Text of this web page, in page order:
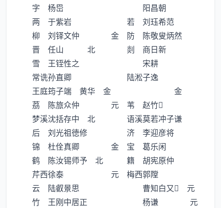
字 杨岊 阳昌朝
两 于紫岩 若 刘珏希范
柳 刘铎文仲 金 防 陈敬叟炳然
晋 任山 北 剡 商日新
雪 王铚性之 宋耕
常诜孙直卿 陆淞子逸
王庭筠子端 黄华 金 金
茘 陈旅众仲 元 苇 赵竹
梦溪沈括存中 北 语溪莫若冲子谦
后 刘光祖徳修 济 李迎彦将
锦 杜佺真卿 金 宝 葛乐闲
鹤 陈汝锡师予 北 籍 胡宪原仲
芹西徐泰 元 梅西郭隚
云 陆叡景思 曹知白又 元
竹 王刚中居正 杨谦 元